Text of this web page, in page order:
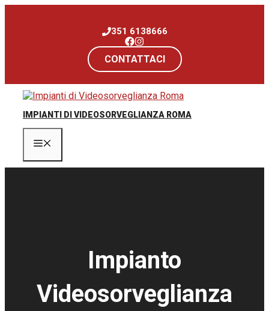
351 6138666
CONTATTACI
IMPIANTI DI VIDEOSORVEGLIANZA ROMA
Impianto
Videosorveglianza